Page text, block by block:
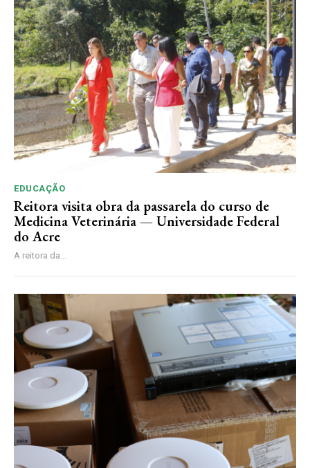
EDUCAÇÃO
Reitora visita obra da passarela do curso de
Medicina Veterinária — Universidade Federal
do Acre
A reitora da...